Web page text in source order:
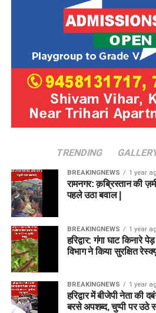
TRENDING
BREAKINGNEWS 1 year
रामनगर: क़ब्रिस्तान की
पहले उठा बवाल |
BREAKINGNEWS 1 year
हरिद्वार: गंगा घाट किनारे
विभाग ने किया सुरक्षित
BREAKINGNEWS 1 year
हरिद्वार में बीजेपी नेता
बरसे अपशब्द, चुप्पी पर उठे